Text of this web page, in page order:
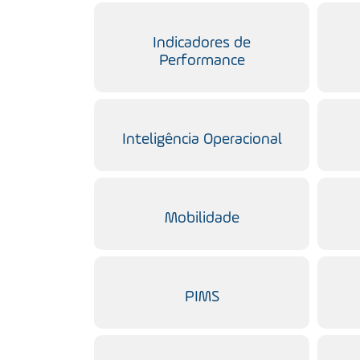
Indicadores de
Performance
Inteligência Operacional
Mobilidade
PIMS